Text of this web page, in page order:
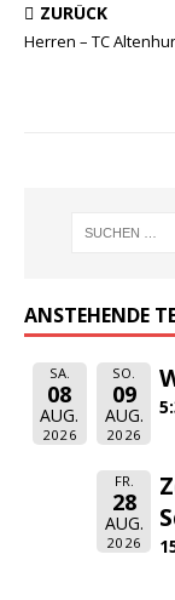
ZURÜCK
Herren – TC
ANSTEHENDE
SA.
08
AUG.
2026
SO.
09
AUG.
2026
FR.
28
AUG.
2026